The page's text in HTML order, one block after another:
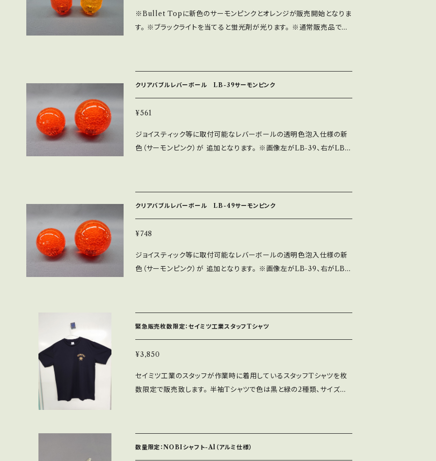
※Bullet Topに新色のサーモンピンクとオレンジが販売開始となりま
す。 ※ブラックライトを当てると蛍光剤が光ります。 ※通常販売品です
クリアバブルレバーボール LB-39サーモンピンク
¥561
ジョイスティック等に取付可能なレバーボールの透明色泡入仕様の新
色（サーモンピンク）が 追加となります。 ※画像左がLB-39、右がLB-
クリアバブルレバーボール LB-49サーモンピンク
¥748
ジョイスティック等に取付可能なレバーボールの透明色泡入仕様の新
色（サーモンピンク）が 追加となります。 ※画像左がLB-39、右がLB-
緊急販売枚数限定：セイミツ工業スタッフTシャツ
¥3,850
セイミツ工業のスタッフが作業時に着用しているスタッフTシャツを枚
数限定で販売致します。 半袖Tシャツで色は黒と緑の2種類、サイズは
数量限定：NOBIシャフト-Al（アルミ仕様）